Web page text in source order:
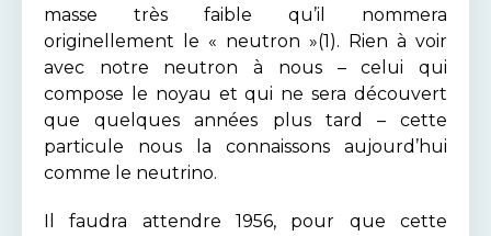
masse très faible qu’il nommera
originellement le « neutron »(1). Rien à voir
avec notre neutron à nous – celui qui
compose le noyau et qui ne sera découvert
que quelques années plus tard – cette
particule nous la connaissons aujourd’hui
comme le neutrino.
Il faudra attendre 1956, pour que cette